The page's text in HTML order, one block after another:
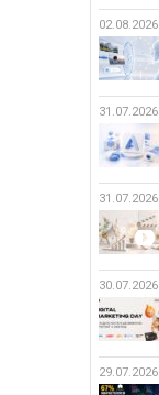
02.08.2026
31.07.2026
31.07.2026
30.07.2026
29.07.2026